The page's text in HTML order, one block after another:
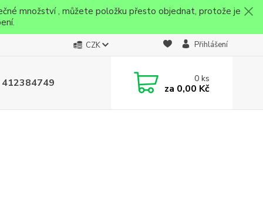
množství , můžete položku přesto objednat, protože je
CZK Přihlášení
0ks
za 0,00 Kč